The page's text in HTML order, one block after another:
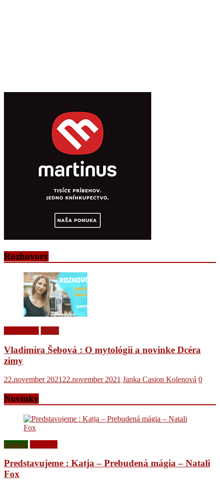
Rozhovory
Vladimíra Šebová : O mytológii a novinke Dcéra
zimy
22.november 2021 22.november 2021 Janka Casion Kolenová 0
Novinky
Fantasy
Predstavujeme : Katja – Prebudená mágia – Natali
Fox